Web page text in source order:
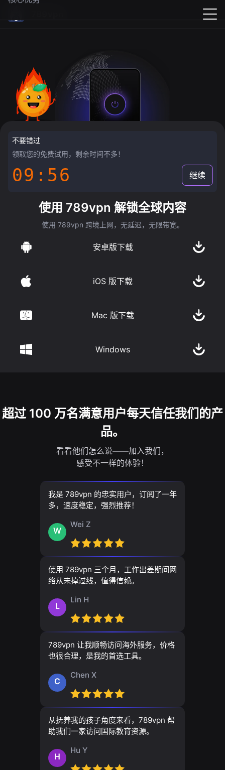
不要错过
领取您的免费试用，剩余时间不多！
09:55 继续
使用 789vpn 解锁全球内容
使用 789vpn 跨境上网，无延迟，无限带宽。
安卓版下载
iOS 版下载
Mac 版下载
Windows
超过 100 万名满意用户每天信任我们的产
品。
看看他们怎么说——加入我们，
感受不一样的体验！
我是 789vpn 的忠实用户，订阅了一年
多，速度稳定，强烈推荐！
W
Wei Z
使用 789vpn 三个月，工作出差期间网
络从未掉过线，值得信赖。
L
Lin H
789vpn 让我顺畅访问海外服务，价格
也很合理，是我的首选工具。
C
Chen X
从抚养我的孩子角度来看，789vpn 帮
助我们一家访问国际教育资源。
H
Hu Y